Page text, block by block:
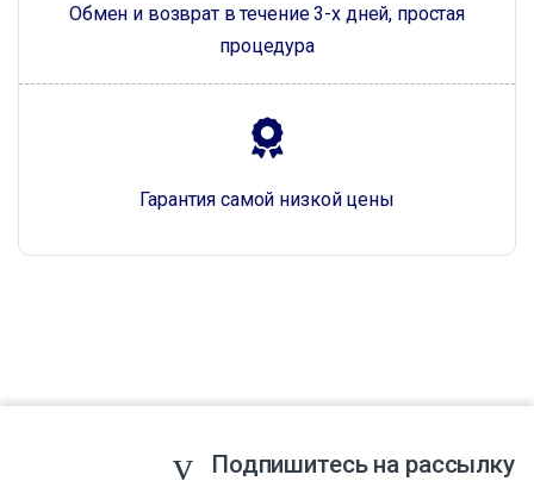
Обмен и возврат в течение 3-х дней, простая
процедура
Гарантия самой низкой цены
Подпишитесь на рассылку